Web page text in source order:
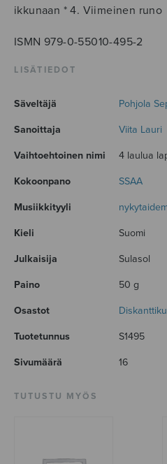
ikkunaan * 4. Viimeinen runo
ISMN 979-0-55010-495-2
LISÄTIEDOT
Säveltäjä Pohjola
Sanoittaja Viita Lauri
Vaihtoehtoinen nimi 4 laulua
Kokoonpano SSAA
Musiikkityyli
Kieli Suomi
Julkaisija Sulasol
Paino 50 g
Osastot
Tuotetunnus S1495
Sivumäärä 16
TUTUSTU MYÖS